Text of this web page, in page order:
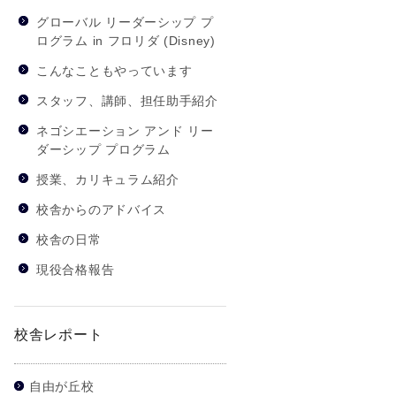
グローバル リーダーシップ プ
ログラム in フロリダ (Disney)
こんなこともやっています
スタッフ、講師、担任助手紹介
ネゴシエーション アンド リー
ダーシップ プログラム
授業、カリキュラム紹介
校舎からのアドバイス
校舎の日常
現役合格報告
校舎レポート
自由が丘校